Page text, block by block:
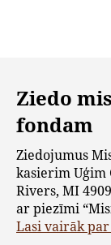
Ziedo
fondam
Ziedojumus
kasierim Uģim
Rivers, MI
ar piezīmi
Lasi vairāk